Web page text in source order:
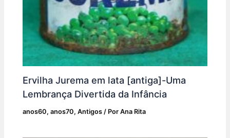
Ervilha Jurema em lata [antiga]-Uma
Lembrança Divertida da Infância
anos60,anos70,Antigos / PorAna Rita